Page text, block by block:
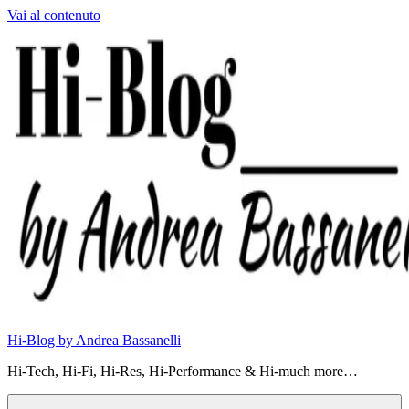
Vai al contenuto
Hi-Blog by Andrea Bassanelli
Hi-Tech, Hi-Fi, Hi-Res, Hi-Performance & Hi-much more…